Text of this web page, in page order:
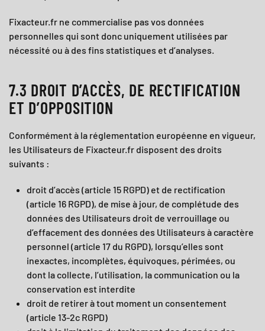
Fixacteur.fr ne commercialise pas vos données
personnelles qui sont donc uniquement utilisées par
nécessité ou à des fins statistiques et d’analyses.
7.3 DROIT D’ACCÈS, DE RECTIFICATION
ET D’OPPOSITION
Conformément à la réglementation européenne en vigueur,
les Utilisateurs de Fixacteur.fr disposent des droits
suivants :
droit d’accès (article 15 RGPD) et de rectification
(article 16 RGPD), de mise à jour, de complétude des
données des Utilisateurs droit de verrouillage ou
d’effacement des données des Utilisateurs à caractère
personnel (article 17 du RGPD), lorsqu’elles sont
inexactes, incomplètes, équivoques, périmées, ou
dont la collecte, l’utilisation, la communication ou la
conservation est interdite
droit de retirer à tout moment un consentement
(article 13-2c RGPD)